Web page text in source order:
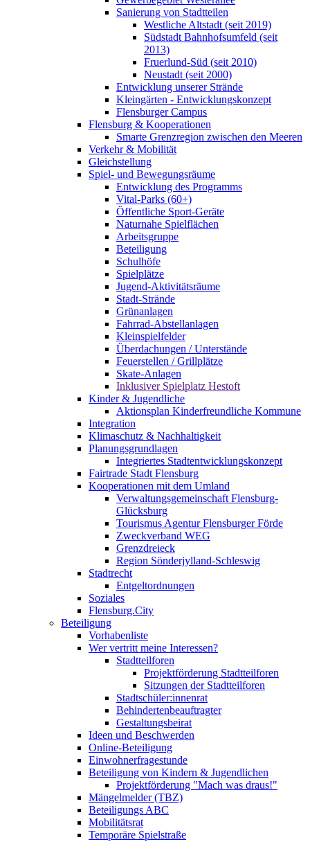
Sanierung von Stadtteilen
Westliche Altstadt (seit 2019)
Südstadt Bahnhofsumfeld (seit
2013)
Fruerlund-Süd (seit 2010)
Neustadt (seit 2000)
Entwicklung unserer Strände
Kleingärten - Entwicklungskonzept
Flensburger Campus
Flensburg & Kooperationen
Smarte Grenzregion zwischen den Meeren
Verkehr & Mobilität
Gleichstellung
Spiel- und Bewegungsräume
Entwicklung des Programms
Vital-Parks (60+)
Öffentliche Sport-Geräte
Naturnahe Spielflächen
Arbeitsgruppe
Beteiligung
Schulhöfe
Spielplätze
Jugend-Aktivitätsräume
Stadt-Strände
Grünanlagen
Fahrrad-Abstellanlagen
Kleinspielfelder
Überdachungen / Unterstände
Feuerstellen / Grillplätze
Skate-Anlagen
Inklusiver Spielplatz Hestoft
Kinder & Jugendliche
Aktionsplan Kinderfreundliche Kommune
Integration
Klimaschutz & Nachhaltigkeit
Planungsgrundlagen
Integriertes Stadtentwicklungskonzept
Fairtrade Stadt Flensburg
Kooperationen mit dem Umland
Verwaltungsgemeinschaft Flensburg-
Glücksburg
Tourismus Agentur Flensburger Förde
Zweckverband WEG
Grenzdreieck
Region Sönderjylland-Schleswig
Stadtrecht
Entgeltordnungen
Soziales
Flensburg.City
Beteiligung
Vorhabenliste
Wer vertritt meine Interessen?
Stadtteilforen
Projektförderung Stadtteilforen
Sitzungen der Stadtteilforen
Stadtschüler:innenrat
Behindertenbeauftragter
Gestaltungsbeirat
Ideen und Beschwerden
Online-Beteiligung
Einwohnerfragestunde
Beteiligung von Kindern & Jugendlichen
Projektförderung "Mach was draus!"
Mängelmelder (TBZ)
Beteiligungs ABC
Mobilitätsrat
Temporäre Spielstraße